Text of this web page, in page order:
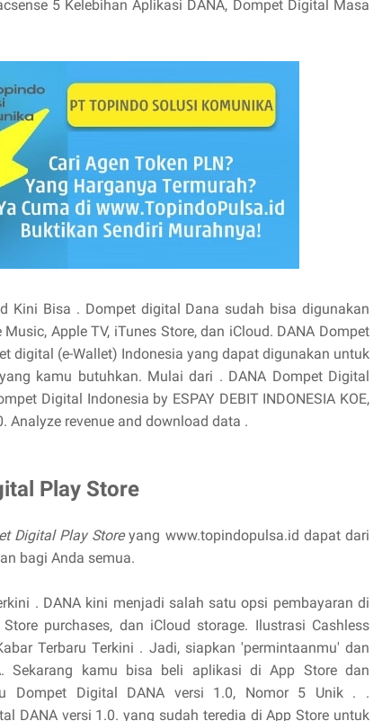
5 Kelebihan Aplikasi DANA, Dompet Digital Masa
Kini Bisa . Dompet digital Dana sudah bisa digunakan
Apple TV, iTunes Store, dan iCloud. ‎DANA Dompet
digital (e-Wallet) Indonesia yang dapat digunakan untuk
kamu butuhkan. Mulai dari . DANA Dompet Digital
Digital Indonesia by ESPAY DEBIT INDONESIA KOE,
Analyze revenue and download data .
Play Store
Digital Play Storeyang www.topindopulsa.id dapat dari
bagi Anda semua.
. DANA kini menjadi salah satu opsi pembayaran di
purchases, dan iCloud storage. Ilustrasi Cashless
Terbaru Terkini . Jadi, siapkan 'permintaanmu' dan
Sekarang kamu bisa beli aplikasi di App Store dan
Dompet Digital DANA versi 1.0, Nomor 5 Unik . .
DANA versi 1.0. yang sudah teredia di App Store untuk